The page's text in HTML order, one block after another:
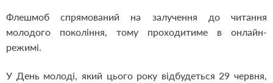
Флешмоб спрямований на залучення до читання
молодого покоління, тому проходитиме в онлайн-
режимі.
У День молоді, який цього року відбудеться 29 червня,